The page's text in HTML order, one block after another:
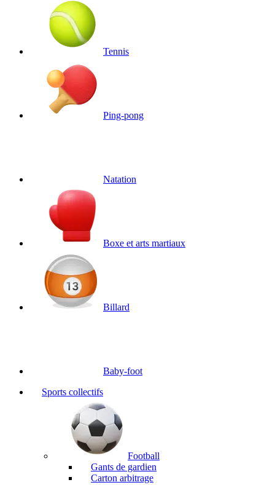
Tennis
Ping-pong
Natation
Boxe et arts martiaux
Billard
Baby-foot
Sports collectifs
Football
Gants de gardien
Carton arbitrage